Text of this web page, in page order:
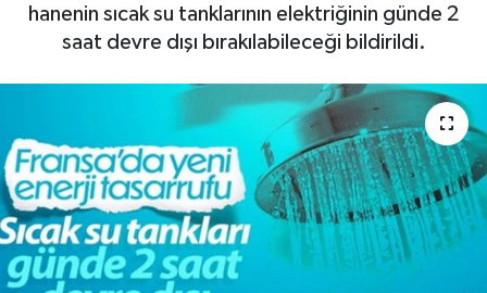
hanenin sıcak su tanklarının elektriğinin günde 2
saat devre dışı bırakılabileceği bildirildi.